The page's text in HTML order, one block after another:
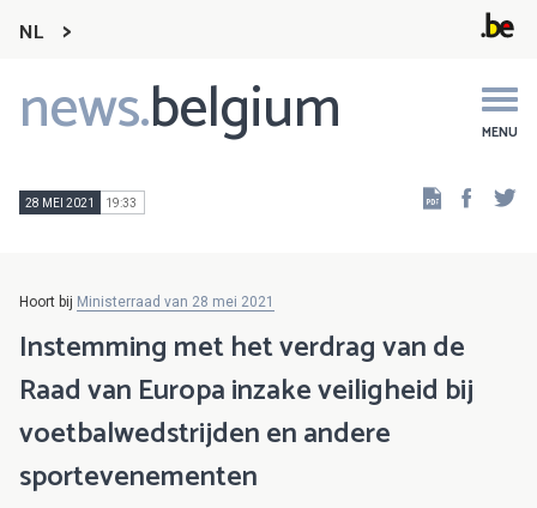
NL
news.belgium MENU
Main
navigation
28 MEI 2021 19:33
Hoort bij Ministerraad van 28 mei 2021
Instemming met het verdrag van de
Raad van Europa inzake veiligheid bij
voetbalwedstrijden en andere
sportevenementen